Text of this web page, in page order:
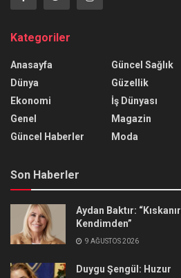
Kategoriler
Anasayfa
Dünya
Ekonomi
Genel
Güncel Haberler
Güncel Sağlık
Güzellik
İş Dünyası
Magazin
Moda
Son Haberler
Aydan Baktır:
Kendimden”
9 AĞUSTOS 2026
Duygu Şengül: Huzur